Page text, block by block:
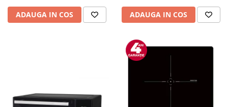
ADAUGA IN COS ADAUGA IN COS